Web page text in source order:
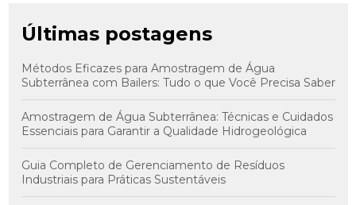
Últimas postagens
Métodos Eficazes para Amostragem de Água
Subterrânea com Bailers: Tudo o que Você Precisa Saber
Amostragem de Água Subterrânea: Técnicas e Cuidados
Essenciais para Garantir a Qualidade Hidrogeológica
Guia Completo de Gerenciamento de Resíduos
Industriais para Práticas Sustentáveis